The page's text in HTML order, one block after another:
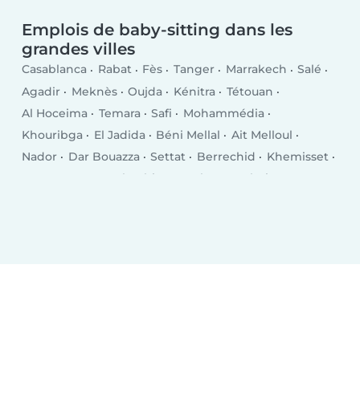
Emplois de baby-sitting dans les
grandes villes
Casablanca Rabat Fès Tanger Marrakech
Salé
Agadir
Meknès Oujda Kénitra
Tétouan
Al Hoceima
Temara Safi
Mohammédia
Khouribga
El Jadida Béni Mellal
Ait Melloul
Nador
Dar Bouazza Settat Berrechid
Khemisset
Ksar El Kebir Larache
Guelmim